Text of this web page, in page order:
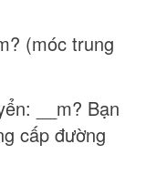
(móc trung
__m? Bạn
cấp đường